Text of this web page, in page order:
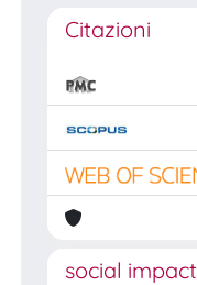
Citazioni
social impact